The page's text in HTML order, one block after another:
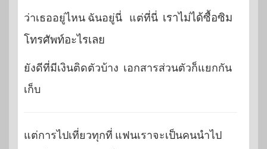
ว่าเธออยู่ไหน ฉันอยู่นี่ แต่ที่นี่ เราไม่ได้ซื้อซิม
โทรศัพท์อะไรเลย
ยังดีที่มีเงินติดตัวบ้าง เอกสารส่วนตัวก็แยกกัน
เก็บ
แต่การไปเที่ยวทุกที่ แฟนเราจะเป็นคนนำไป